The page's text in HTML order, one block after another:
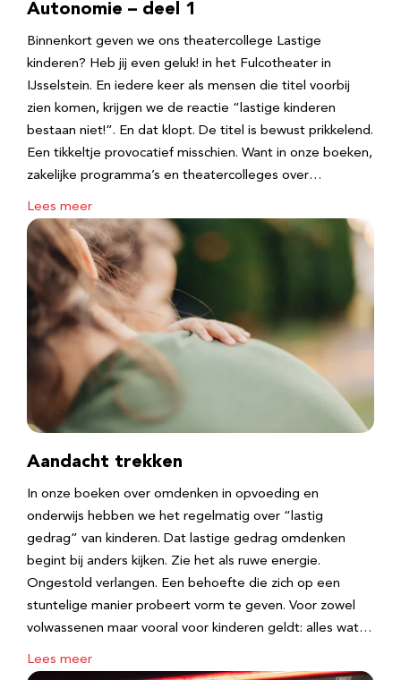
Autonomie – deel 1
Binnenkort geven we ons theatercollege Lastige
kinderen? Heb jij even geluk! in het Fulcotheater in
IJsselstein. En iedere keer als mensen die titel voorbij
zien komen, krijgen we de reactie “lastige kinderen
bestaan niet!”. En dat klopt. De titel is bewust prikkelend.
Een tikkeltje provocatief misschien. Want in onze boeken,
zakelijke programma’s en theatercolleges over…
Lees meer
Aandacht trekken
In onze boeken over omdenken in opvoeding en
onderwijs hebben we het regelmatig over “lastig
gedrag” van kinderen. Dat lastige gedrag omdenken
begint bij anders kijken. Zie het als ruwe energie.
Ongestold verlangen. Een behoefte die zich op een
stuntelige manier probeert vorm te geven. Voor zowel
volwassenen maar vooral voor kinderen geldt: alles wat…
Lees meer